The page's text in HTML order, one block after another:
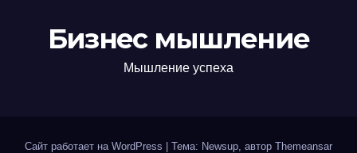
Бизнес мышление
Мышление успеха
Сайт работает на WordPress Тема: Newsup, автор Themeansar